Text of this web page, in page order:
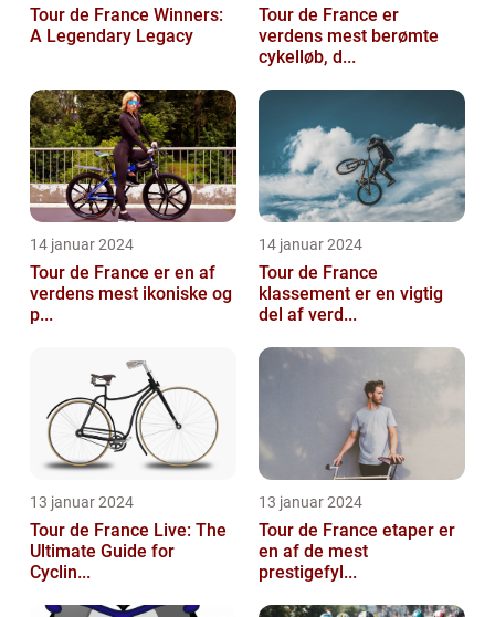
Tour de France Winners:
A Legendary Legacy
Tour de France er
verdens mest berømte
cykelløb, d...
14 januar 2024
Tour de France er en af
verdens mest ikoniske og
p...
14 januar 2024
Tour de France
klassement er en vigtig
del af verd...
13 januar 2024
Tour de France Live: The
Ultimate Guide for
Cyclin...
13 januar 2024
Tour de France etaper er
en af de mest
prestigefyl...